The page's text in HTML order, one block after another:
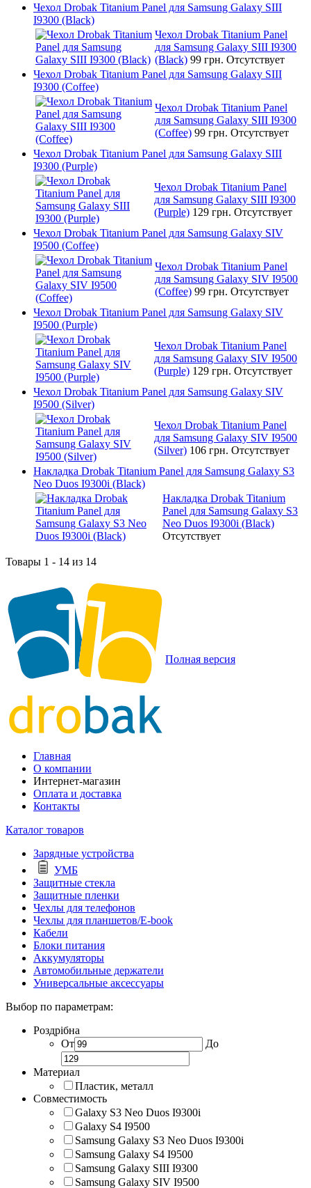
Чехол Drobak Titanium Panel для Samsung Galaxy SIII
I9300 (Black)
Чехол Drobak Titanium Panel
для Samsung Galaxy SIII I9300
(Black) 99 грн. Отсутствует
Чехол Drobak Titanium Panel для Samsung Galaxy SIII
I9300 (Coffee)
Чехол Drobak Titanium Panel
для Samsung Galaxy SIII I9300
(Coffee) 99 грн. Отсутствует
Чехол Drobak Titanium Panel для Samsung Galaxy SIII
I9300 (Purple)
Чехол Drobak Titanium Panel
для Samsung Galaxy SIII I9300
(Purple) 129 грн. Отсутствует
Чехол Drobak Titanium Panel для Samsung Galaxy SIV
I9500 (Coffee)
Чехол Drobak Titanium Panel
для Samsung Galaxy SIV I9500
(Coffee) 99 грн. Отсутствует
Чехол Drobak Titanium Panel для Samsung Galaxy SIV
I9500 (Purple)
Чехол Drobak Titanium Panel
для Samsung Galaxy SIV I9500
(Purple) 129 грн. Отсутствует
Чехол Drobak Titanium Panel для Samsung Galaxy SIV
I9500 (Silver)
Чехол Drobak Titanium Panel
для Samsung Galaxy SIV I9500
(Silver) 106 грн. Отсутствует
Накладка Drobak Titanium Panel для Samsung Galaxy S3
Neo Duos I9300i (Black)
Накладка Drobak Titanium
Panel для Samsung Galaxy S3
Neo Duos I9300i (Black)
Отсутствует
Товары 1 - 14 из 14
Полная версия
Главная
О компании
Интернет-магазин
Оплата и доставка
Контакты
Каталог товаров
Зарядные устройства
УМБ
Защитные стекла
Защитные пленки
Чехлы для телефонов
Чехлы для планшетов/E-book
Кабели
Блоки питания
Аккумуляторы
Автомобильные держатели
Универсальные аксессуары
Выбор по параметрам:
Роздрібна
От
До
Материал
Пластик, металл
Совместимость
Galaxy S3 Neo Duos I9300i
Galaxy S4 I9500
Samsung Galaxy S3 Neo Duos I9300i
Samsung Galaxy S4 I9500
Samsung Galaxy SIII I9300
Samsung Galaxy SIV I9500